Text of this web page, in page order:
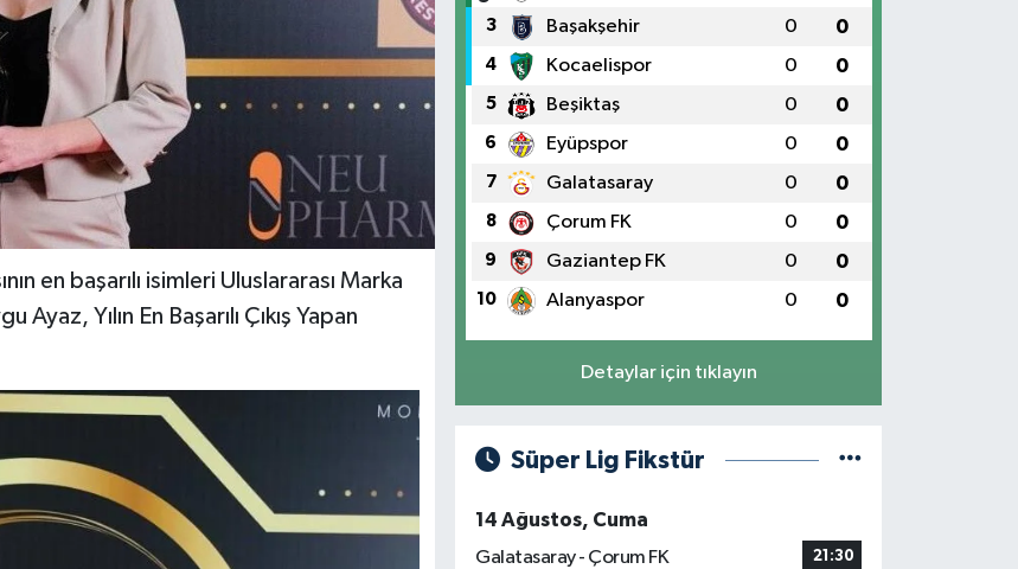
en başarılı isimleri Uluslararası Marka
Yılın En Başarılı Çıkış Yapan
3 Başakşehir 0 0
4 Kocaelispor 0 0
5 Beşiktaş 0 0
6 Eyüpspor 0 0
7 Galatasaray 0 0
8 Çorum FK 0 0
9 Gaziantep FK 0 0
10 Alanyaspor 0 0
Detaylar için tıklayın
Süper Lig Fikstür
14 Ağustos, Cuma
Galatasaray - Çorum FK
21:30